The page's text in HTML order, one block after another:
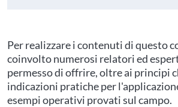
Per realizzare i contenuti di questo
coinvolto numerosi relatori ed
permesso di offrire, oltre ai principi
indicazioni pratiche per
esempi operativi provati sul campo.